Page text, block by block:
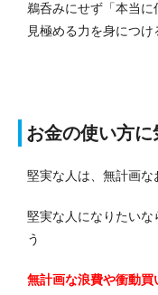
鵜呑みにせず「本当
見極める力を身につけ
お金の使い方に
堅実な人は、無計画な
堅実な人になりたいな
う
無計画な浪費や衝動